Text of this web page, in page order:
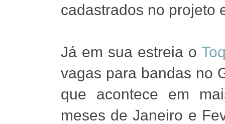
cadastrados no projeto
Já em sua estreia o
vagas para bandas no
que acontece em
meses de Janeiro e